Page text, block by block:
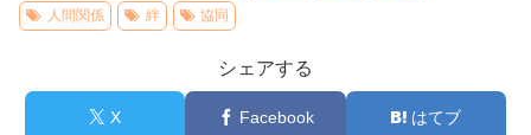
人間関係
絆 協同
シェアする
X Facebook はてブ